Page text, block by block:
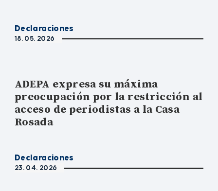
Declaraciones
18. 05. 2026
ADEPA expresa su máxima
preocupación por la restricción al
acceso de periodistas a la Casa
Rosada
Declaraciones
23. 04. 2026